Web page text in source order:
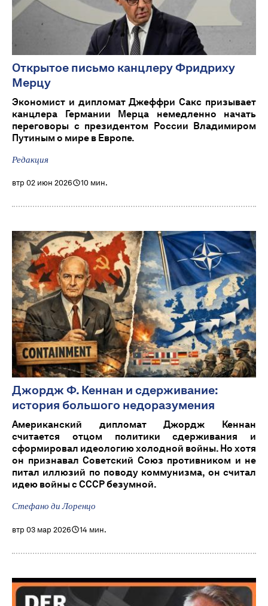
Открытое письмо канцлеру Фридриху
Мерцу
Экономист и дипломат Джеффри Сакс призывает
канцлера Германии Мерца немедленно начать
переговоры с президентом России Владимиром
Путиным о мире в Европе.
Редакция
втр 02 июн 2026 10 мин.
Джордж Ф. Кеннан и сдерживание:
история большого недоразумения
Американский дипломат Джордж Кеннан
считается отцом политики сдерживания и
сформировал идеологию холодной войны. Но хотя
он признавал Советский Союз противником и не
питал иллюзий по поводу коммунизма, он считал
идею войны с СССР безумной.
Стефано ди Лоренцо
втр 03 мар 2026 14 мин.